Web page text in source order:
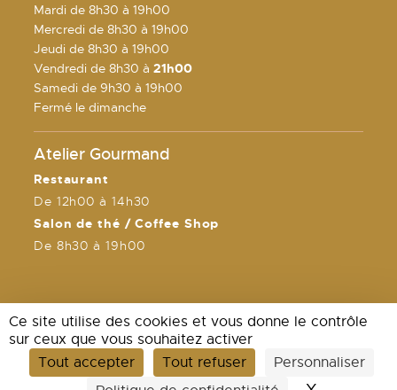
Ce site utilise des cookies et vous donne le contrôle
sur ceux que vous souhaitez activer
Tout accepter
Tout refuser
Personnaliser
Mardi de 8h30 à 19h00
Mercredi de 8h30 à 19h00
Jeudi de 8h30 à 19h00
Vendredi de 8h30 à 21h00
Samedi de 9h30 à 19h00
Fermé le dimanche
Atelier Gourmand
Restaurant
De 12h00 à 14h30
Salon de thé / Coffee Shop
De 8h30 à 19h00
Mentions légales